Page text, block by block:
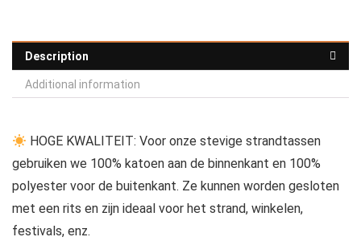
Description
Additional information
HOGE KWALITEIT: Voor onze stevige strandtassen
gebruiken we 100% katoen aan de binnenkant en 100%
polyester voor de buitenkant. Ze kunnen worden gesloten
met een rits en zijn ideaal voor het strand, winkelen,
festivals, enz.